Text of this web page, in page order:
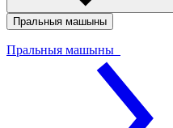
Пральныя машыны
Пральныя машыны